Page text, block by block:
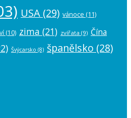
USA (29) vánoce (11)
(10) zima (21) zvířata (9) Čína
Švýcarsko (8) španělsko (28)